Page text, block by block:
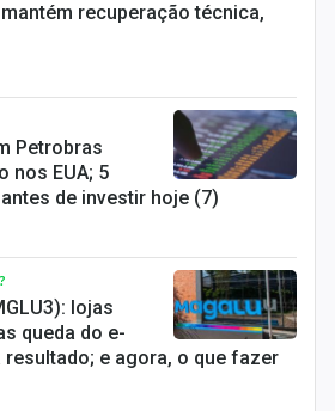
recuperação técnica,
Petrobras
nos EUA; 5
de investir hoje (7)
lojas
queda do e-
e agora, o que fazer